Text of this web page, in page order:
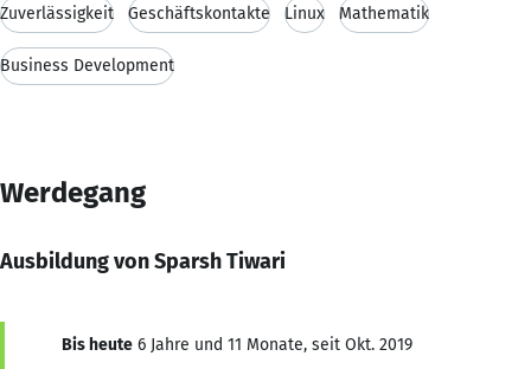
Zuverlässigkeit Geschäftskontakte Linux Mathematik
Business Development
Werdegang
Ausbildung von Sparsh Tiwari
Bis heute 6 Jahre und 11 Monate, seit Okt. 2019